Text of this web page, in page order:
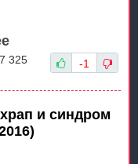
7 325 -1
и синдром